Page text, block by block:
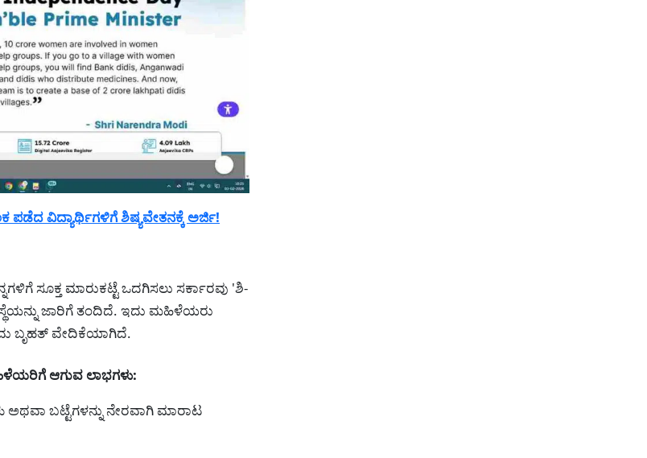
ವಿದ್ಯಾರ್ಥಿಗಳಿಗೆ ಶಿಷ್ಯವೇತನಕ್ಕೆ ಅರ್ಜಿ!
ಸೂಕ್ತ ಮಾರುಕಟ್ಟೆ ಒದಗಿಸಲು ಸರ್ಕಾರವು 'ಶಿ-
ಜಾರಿಗೆ ತಂದಿದೆ. ಇದು ಮಹಿಳೆಯರು
ಬೃಹತ್ ವೇದಿಕೆಯಾಗಿದೆ.
ಆಗುವ ಲಾಭಗಳು:
ಬಟ್ಟೆಗಳನ್ನು ನೇರವಾಗಿ ಮಾರಾಟ